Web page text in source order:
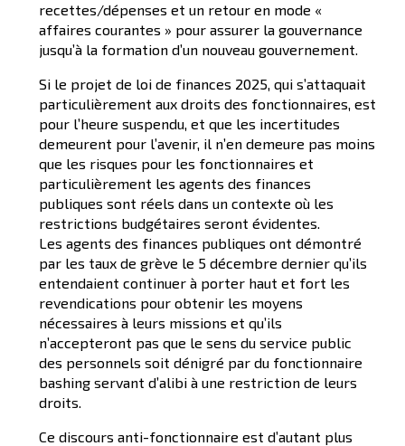
recettes/dépenses et un retour en mode «
affaires courantes » pour assurer la gouvernance
jusqu’à la formation d’un nouveau gouvernement.
Si le projet de loi de finances 2025, qui s’attaquait
particulièrement aux droits des fonctionnaires, est
pour l’heure suspendu, et que les incertitudes
demeurent pour l’avenir, il n’en demeure pas moins
que les risques pour les fonctionnaires et
particulièrement les agents des finances
publiques sont réels dans un contexte où les
restrictions budgétaires seront évidentes.
Les agents des finances publiques ont démontré
par les taux de grève le 5 décembre dernier qu’ils
entendaient continuer à porter haut et fort les
revendications pour obtenir les moyens
nécessaires à leurs missions et qu’ils
n’accepteront pas que le sens du service public
des personnels soit dénigré par du fonctionnaire
bashing servant d’alibi à une restriction de leurs
droits.
Ce discours anti-fonctionnaire est d’autant plus